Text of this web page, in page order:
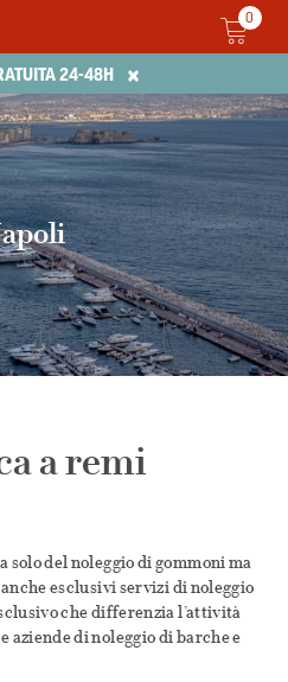
24-48H ×
0
a remi
del noleggio di gommoni ma
esclusivi servizi di noleggio
che differenzia l’attività
di noleggio di barche e